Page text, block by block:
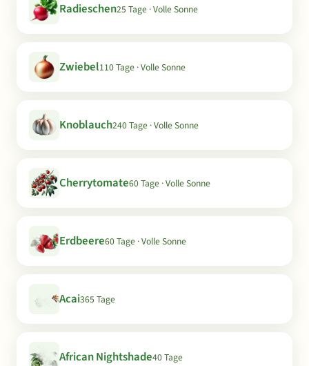
Radieschen25 Tage · Volle Sonne
Zwiebel110 Tage · Volle Sonne
Knoblauch240 Tage · Volle Sonne
Cherrytomate60 Tage · Volle Sonne
Erdbeere60 Tage · Volle Sonne
Acai365 Tage
African Nightshade40 Tage